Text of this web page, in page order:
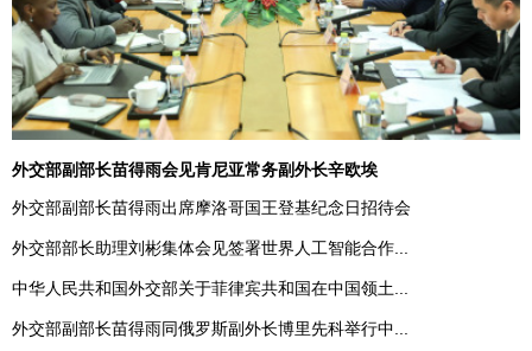
外交部副部长苗得雨会见肯尼亚常务副外长辛欧埃
外交部副部长苗得雨出席摩洛哥国王登基纪念日招待会
外交部部长助理刘彬集体会见签署世界人工智能合作...
中华人民共和国外交部关于菲律宾共和国在中国领土...
外交部副部长苗得雨同俄罗斯副外长博里先科举行中...